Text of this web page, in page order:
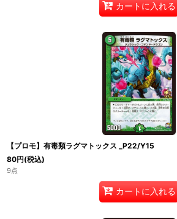
カートに入れる
【プロモ】有毒類ラグマトックス _P22/Y15
80円(税込)
9点
カートに入れる